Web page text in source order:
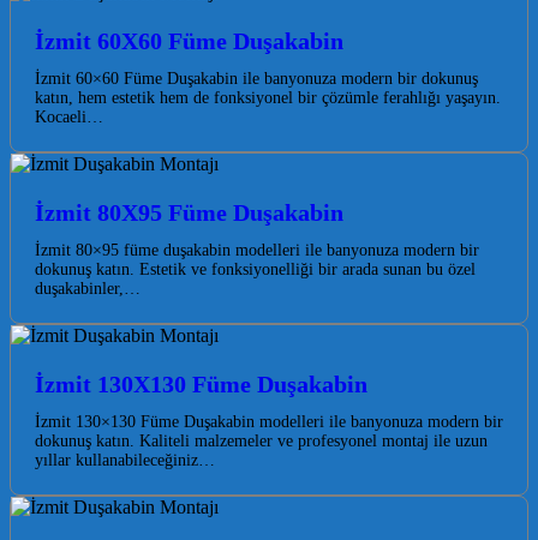
İzmit 60X60 Füme Duşakabin
İzmit 60×60 Füme Duşakabin ile banyonuza modern bir dokunuş
katın, hem estetik hem de fonksiyonel bir çözümle ferahlığı yaşayın.
Kocaeli…
İzmit 80X95 Füme Duşakabin
İzmit 80×95 füme duşakabin modelleri ile banyonuza modern bir
dokunuş katın. Estetik ve fonksiyonelliği bir arada sunan bu özel
duşakabinler,…
İzmit 130X130 Füme Duşakabin
İzmit 130×130 Füme Duşakabin modelleri ile banyonuza modern bir
dokunuş katın. Kaliteli malzemeler ve profesyonel montaj ile uzun
yıllar kullanabileceğiniz…